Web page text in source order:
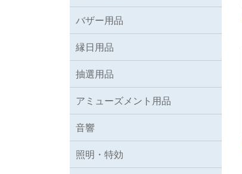
バザー用品
縁日用品
抽選用品
アミューズメント用品
音響
照明・特効